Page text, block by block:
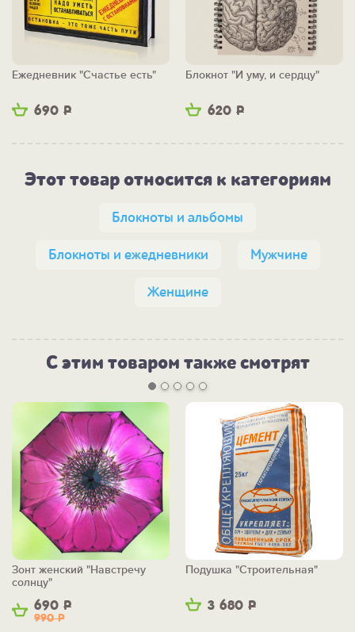
690 Р
Ежедневник "Счастье есть"
620 Р
Блокнот "И уму, и сердцу"
Этот товар относится к категориям
Блокноты и альбомы
Блокноты и ежедневники Мужчине
Женщине
С этим товаром также смотрят
690 Р
990Р
Зонт женский "Навстречу
солнцу"
3 680 Р
Подушка "Строительная"